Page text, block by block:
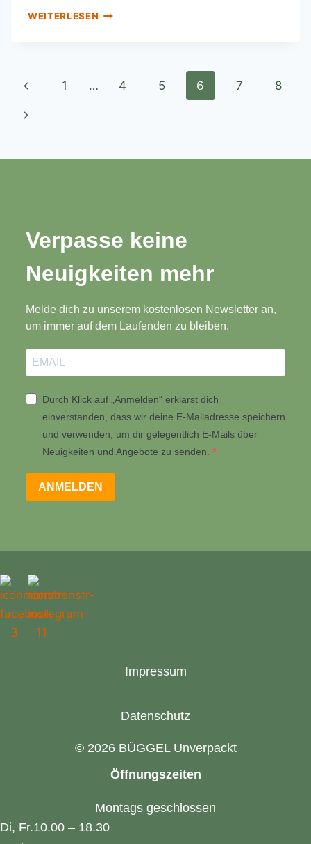
WEITERLESEN
1 … 4 5 6 7 8
Verpasse keine
Neuigkeiten mehr
Melde dich zu unserem kostenlosen Newsletter an,
um immer auf dem Laufenden zu bleiben.
Durch Klick auf „Anmelden“ erklärst dich
einverstanden, dass wir deine E-Mailadresse speichern
und verwenden, um dir gelegentlich E-Mails über
Neuigkeiten und Angebote zu senden.
ANMELDEN
Impressum
Datenschutz
© 2026 BÜGGEL Unverpackt
Öffnungszeiten
Montags geschlossen
Di, Fr.10.00 – 18.30